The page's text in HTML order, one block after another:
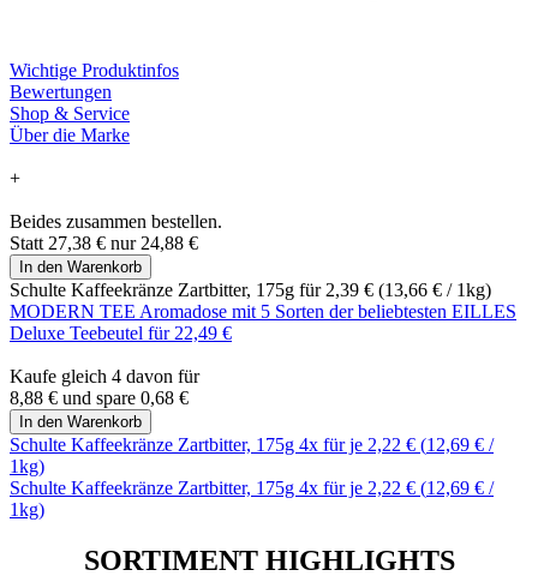
Wichtige Produktinfos
Bewertungen
Shop & Service
Über die Marke
+
Beides zusammen bestellen.
Statt 27,38 € nur 24,88 €
In den Warenkorb
Schulte Kaffeekränze Zartbitter, 175g für 2,39 € (13,66 € / 1kg)
MODERN TEE Aromadose mit 5 Sorten der beliebtesten EILLES
Deluxe Teebeutel für 22,49 €
Kaufe gleich 4 davon für
8,88 € und spare 0,68 €
In den Warenkorb
Schulte Kaffeekränze Zartbitter, 175g 4x für je 2,22 € (12,69 € /
1kg)
Schulte Kaffeekränze Zartbitter, 175g 4x für je 2,22 € (12,69 € /
1kg)
SORTIMENT HIGHLIGHTS